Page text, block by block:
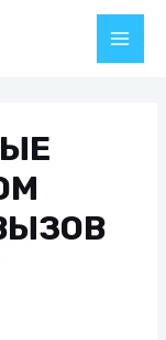
Main